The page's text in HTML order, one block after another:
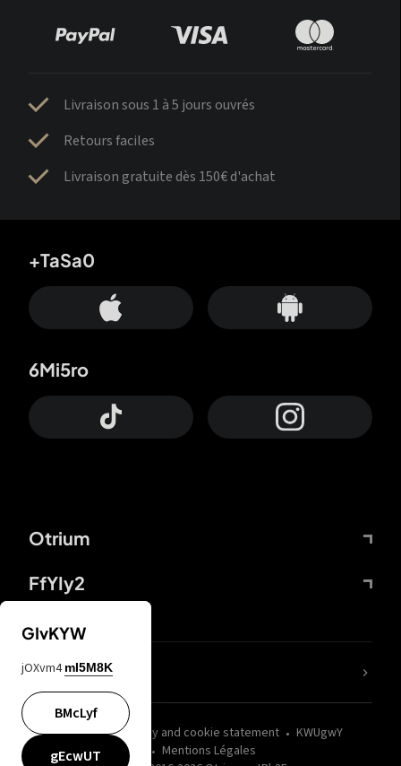
Livraison sous 1 à 5 jours ouvrés
Retours faciles
Livraison gratuite dès 150€ d'achat
Otrium
FfYIy2
+TaSa0
6Mi5ro
wZQPfd Privacy and cookie statement
KWUgwY
Mentions Légales
nLC6tu
GIvKYW
jOXvm4 mI5M8K
BMcLyf
gEcwUT